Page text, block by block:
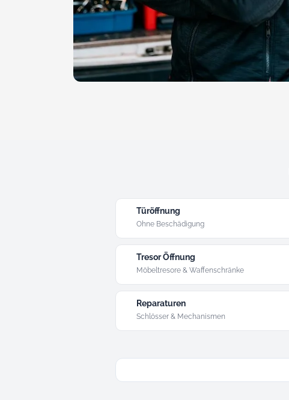
Türöffnung
Ohne Beschädigung
Tresor Öffnung
Möbeltresore & Waffenschränke
Reparaturen
Schlösser & Mechanismen